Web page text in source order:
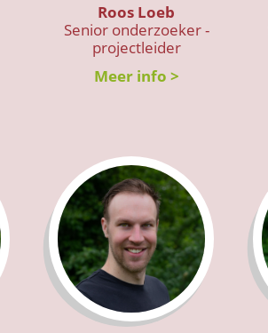
Roos Loeb
Senior onderzoeker -
projectleider
Meer info >